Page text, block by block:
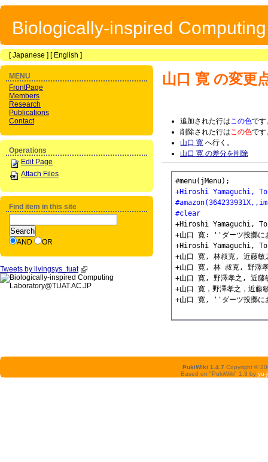
Biologically-inspired
[Japanese ] [ English ]
山口 寛の変更
追加された行はこの色です
削除された行はこの色です
山口 寛 へ行く。
山口 寛 の差分を削除
+Hiroshi Yamaguchi,
#clear
+Hiroshi Yamaguchi,
+山口 寛: ''ダーツ投擲に
+Hiroshi Yamaguchi,
+山口 寛, 林叔克, 近藤敏
+山口 寛, 林 叔克, 野澤孝
+山口 寛, 野澤孝之, 近藤
+山口 寛，野澤孝之，近
MENU
FrontPage
Members
Research
Publications
Contact
Operations
Edit Page
Attach Files
Find item in this site
AND OR
Tweets by livingsys_tuat
PukiWiki 1.4.7 Copyright ©
Based on "PukiWiki" 1.3 by yu-ji